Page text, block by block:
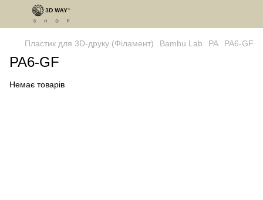
Пластик для 3D-друку (Філамент) Bambu Lab PA PA6-GF
PA6-GF
Немає товарів